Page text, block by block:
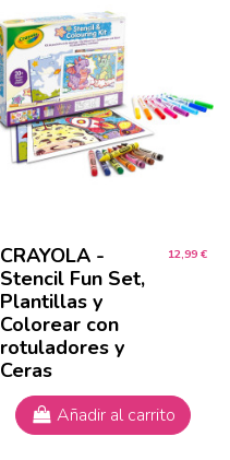
CRAYOLA -
Stencil Fun Set,
Plantillas y
Colorear con
rotuladores y
Ceras
12,99 €
Añadir al carrito